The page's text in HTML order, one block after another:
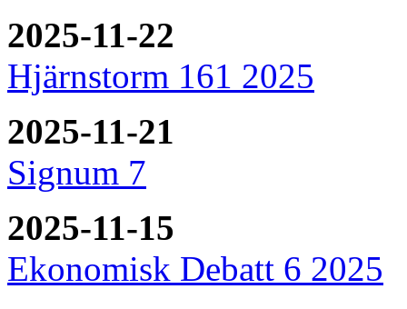
2025-11-22
Hjärnstorm 161 2025
2025-11-21
Signum 7
2025-11-15
Ekonomisk Debatt 6 2025